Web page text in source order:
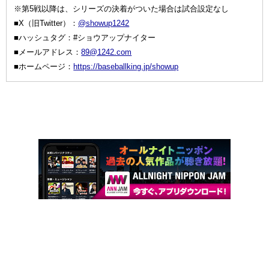
※第5戦以降は、シリーズの決着がついた場合は試合設定なし
■X（旧Twitter）： @showup1242
■ハッシュタグ：#ショウアップナイター
■メールアドレス：89@1242.com
■ホームページ： https://baseballking.jp/showup